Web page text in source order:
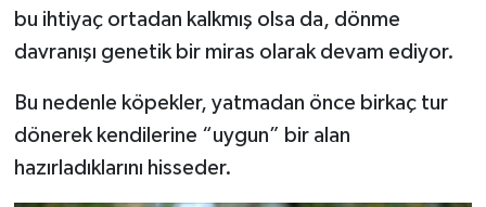
bu ihtiyaç ortadan kalkmış olsa da, dönme
davranışı genetik bir miras olarak devam ediyor.
Bu nedenle köpekler, yatmadan önce birkaç tur
dönerek kendilerine “uygun” bir alan
hazırladıklarını hisseder.
Resmi İlan
Sağlık